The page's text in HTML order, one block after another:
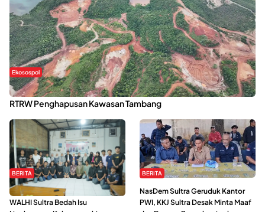
Ekosospol
Kabaena Menanti Kepastian Pemulihan Lingkungan Usai Revisi
RTRW Penghapusan Kawasan Tambang
BERITA
Refleksi Gerakan Perempuan,
WALHI Sultra Bedah Isu
BERITA
NasDem Sultra Geruduk Kantor
PWI, KKJ Sultra Desak Minta Maaf